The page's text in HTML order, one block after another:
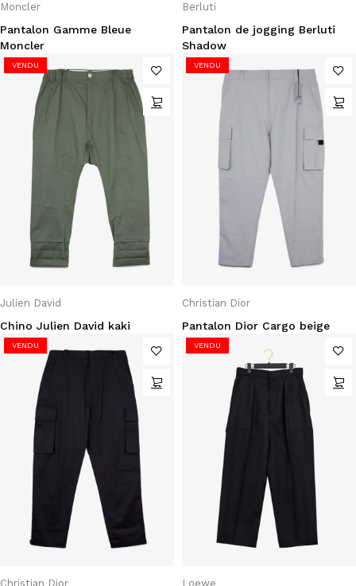
Moncler
Pantalon Gamme Bleue
Moncler
Berluti
Pantalon de jogging Berluti
Shadow
VENDU
Julien David
Chino Julien David kaki
VENDU
Christian Dior
Pantalon Dior Cargo beige
VENDU
Christian Dior
VENDU
Loewe